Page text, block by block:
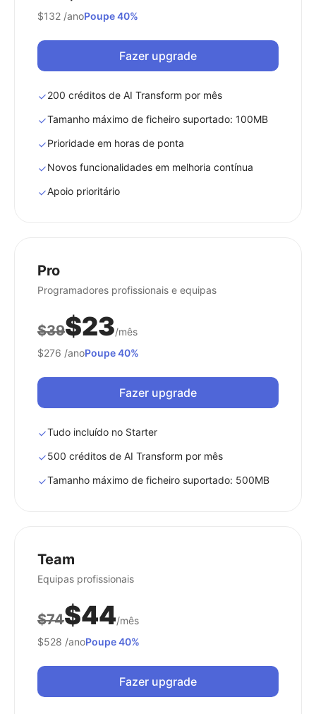
$132 /anoPoupe 40%
Fazer upgrade
200 créditos de AI Transform por mês
Tamanho máximo de ficheiro suportado: 100MB
Prioridade em horas de ponta
Novos funcionalidades em melhoria contínua
Apoio prioritário
Pro
Programadores profissionais e equipas
$39$23/mês
$276 /anoPoupe 40%
Fazer upgrade
Tudo incluído no Starter
500 créditos de AI Transform por mês
Tamanho máximo de ficheiro suportado: 500MB
Team
Equipas profissionais
$74$44/mês
$528 /anoPoupe 40%
Fazer upgrade